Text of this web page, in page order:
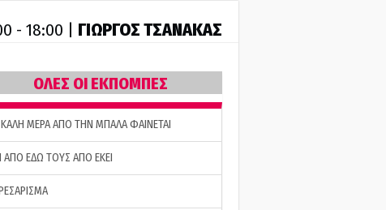
- 18:00 | ΓΙΩΡΓΟΣ ΤΣΑΝΑΚΑΣ
ΟΛΕΣ ΟΙ ΕΚΠΟΜΠΕΣ
ΜΕΡΑ ΑΠΟ ΤΗΝ ΜΠΑΛΑ ΦΑΙΝΕΤΑΙ
ΑΠΟ ΕΔΩ ΤΟΥΣ ΑΠΟ ΕΚΕΙ